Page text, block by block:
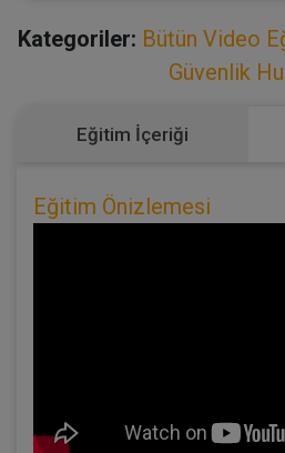
Kategoriler: Bütün Video
Güvenlik
Eğitim İçeriği
Eğitim Önizlemesi